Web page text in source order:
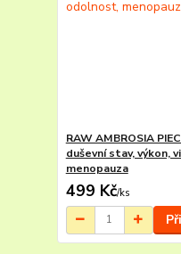
RAW AMBROSIA
duševní stav, výkon,
menopauza
499 Kč/ks